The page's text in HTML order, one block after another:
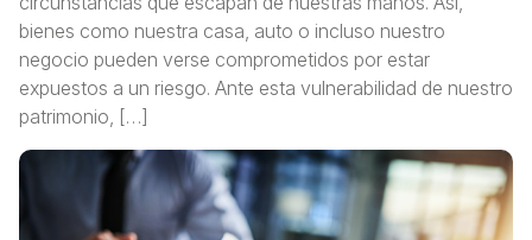
bienes como nuestra casa, auto o incluso nuestro
negocio pueden verse comprometidos por estar
expuestos a un riesgo. Ante esta vulnerabilidad de nuestro
patrimonio, […]